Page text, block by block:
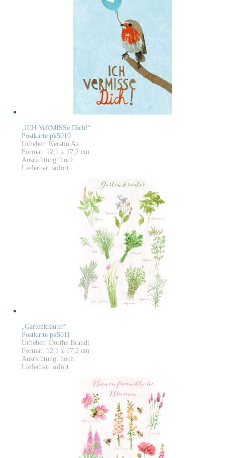
„ICH VeRMISSe Dich!“
Postkarte pk5010
Urheber: Kerstin Ax
Format: 12,1 x 17,2 cm
Ausrichtung: hoch
Lieferbar: sofort
„Gartenkräuter“
Postkarte pk5011
Urheber: Dörthe Brandt
Format: 12,1 x 17,2 cm
Ausrichtung: hoch
Lieferbar: sofort